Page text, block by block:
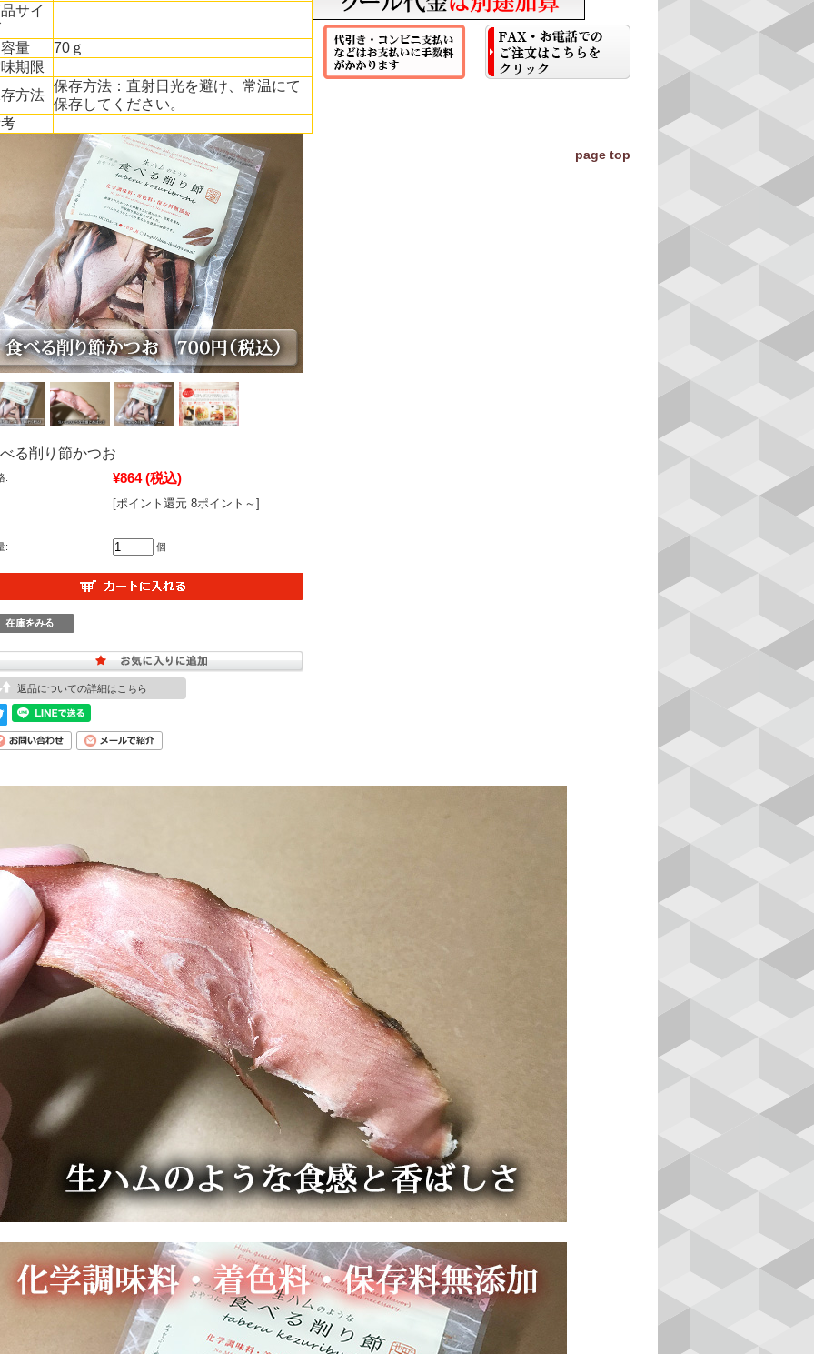
サイ
量
70ｇ
期限
方法
保存方法：直射日光を避け、常温にて
保存してください。
page top
る削り節かつお
: ¥864 (税込)
[ポイント還元 8ポイント～]
: 個
返品についての詳細はこちら